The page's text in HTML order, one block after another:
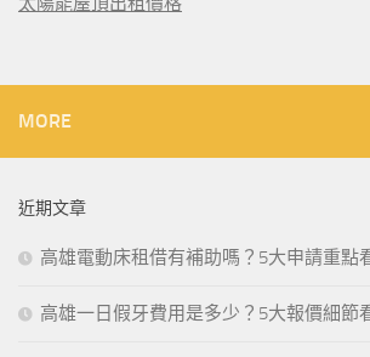
MORE
近期文章
高雄電動床租借有補助嗎？5大申請重點
高雄一日假牙費用是多少？5大報價細節